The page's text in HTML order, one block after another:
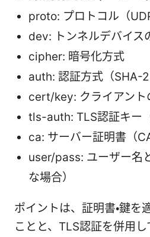
proto: プロトコル（
dev: トンネルデバイス
cipher: 暗号化方式
auth: 認証方式（SHA-
cert/key: クライアント
tls-auth: TLS認証キー
ca: サーバー証明書（
user/pass: ユーザー名
な場合）
ポイントは、証明書・鍵を
ことと、TLS認証を併用